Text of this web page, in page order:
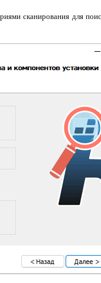
сканирования для